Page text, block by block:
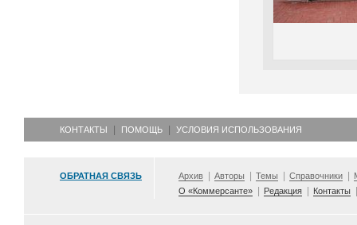
КОНТАКТЫ ПОМОЩЬ УСЛОВИЯ ИСПОЛЬЗОВАНИЯ
ОБРАТНАЯ СВЯЗЬ Архив Авторы Темы Справочники
О «Коммерсанте»
Редакция Контакты